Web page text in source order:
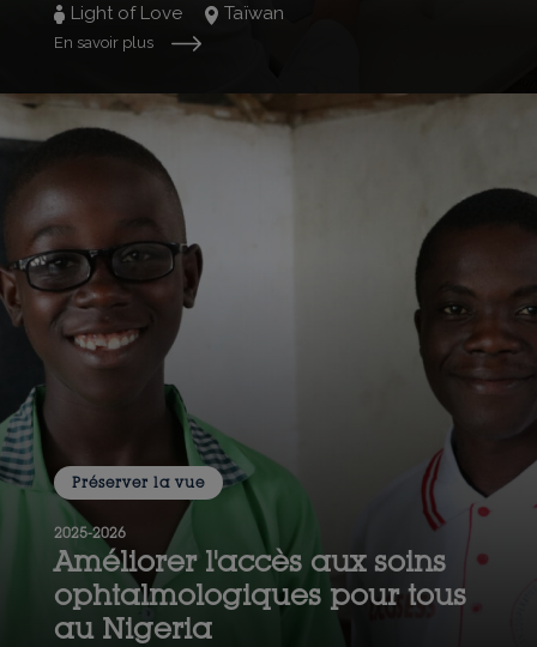
Light of Love Taïwan
En savoir plus
Préserver la vue
2025-2026
Améliorer l'accès aux soins
ophtalmologiques pour tous
au Nigeria